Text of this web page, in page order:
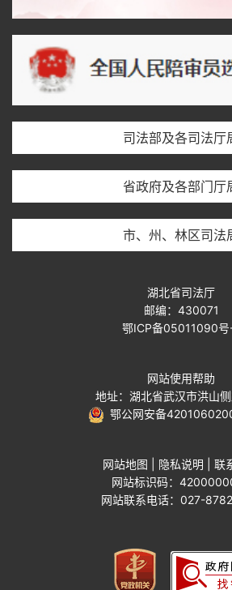
司法部及各司法厅
省政府及各部门厅
市、州、林区司法
湖北省司法厅
邮编：430071
鄂ICP备05011090号
网站使用帮助
地址：湖北省武汉市洪山
鄂公网安备
网站地图 隐私说明
联
网站标识码：
网站联系电话：027-